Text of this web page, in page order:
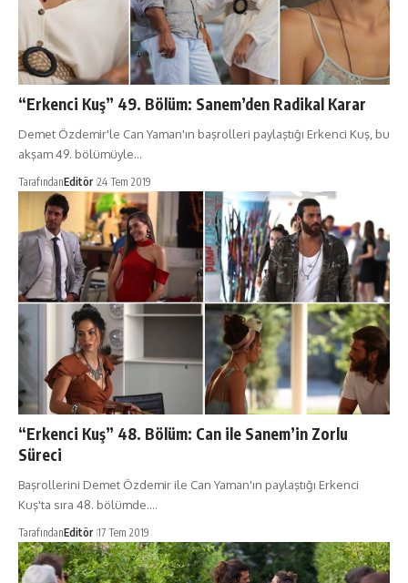
“Erkenci Kuş” 49. Bölüm: Sanem’den Radikal Karar
Demet Özdemir'le Can Yaman'ın başrolleri paylaştığı Erkenci Kuş, bu
akşam 49. bölümüyle…
TarafındanEditör 24 Tem 2019
“Erkenci Kuş” 48. Bölüm: Can ile Sanem’in Zorlu
Süreci
Başrollerini Demet Özdemir ile Can Yaman'ın paylaştığı Erkenci
Kuş'ta sıra 48. bölümde.…
TarafındanEditör 17 Tem 2019